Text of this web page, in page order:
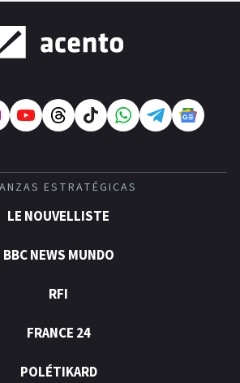
ESTRATÉGICAS
LE NOUVELLISTE
BBC NEWS MUNDO
RFI
FRANCE 24
POLÉTIKARD